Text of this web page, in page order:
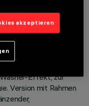
Effekt, zur
Version mit Rahmen
akzeptieren